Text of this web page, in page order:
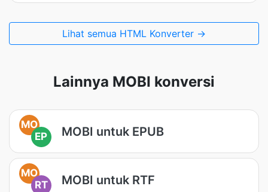
Lihat semua HTML Konverter →
Lainnya MOBI konversi
MO
EP
MOBI untuk EPUB
MO
RT
MOBI untuk RTF